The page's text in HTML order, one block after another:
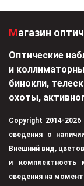
Магазин
Оптические
и
бинокли,
охоты,
Copyright 2014-
сведения о
Внешний вид,
и комплектность
сведения на